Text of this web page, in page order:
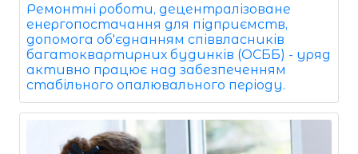
Ремонтні роботи, децентралізоване
енергопостачання для підприємств,
допомога об'єднанням співвласників
багатоквартирних будинків (ОСББ) - уряд
активно працює над забезпеченням
стабільного опалювального періоду.